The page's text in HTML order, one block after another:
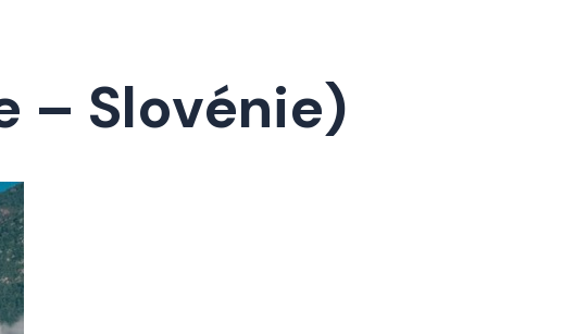
– Slovénie)